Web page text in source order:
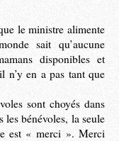
le ministre alimente
sait qu’aucune
disponibles et
n’y en a pas tant que
sont choyés dans
les bénévoles, la seule
est « merci ». Merci